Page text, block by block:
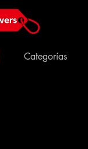
Categorías